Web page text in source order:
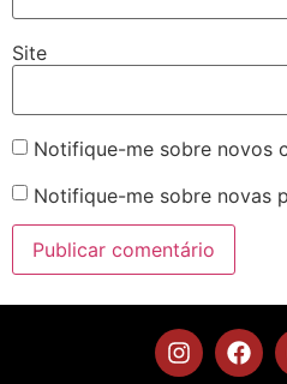
Site
Notifique-me sobre novos
Notifique-me sobre novas